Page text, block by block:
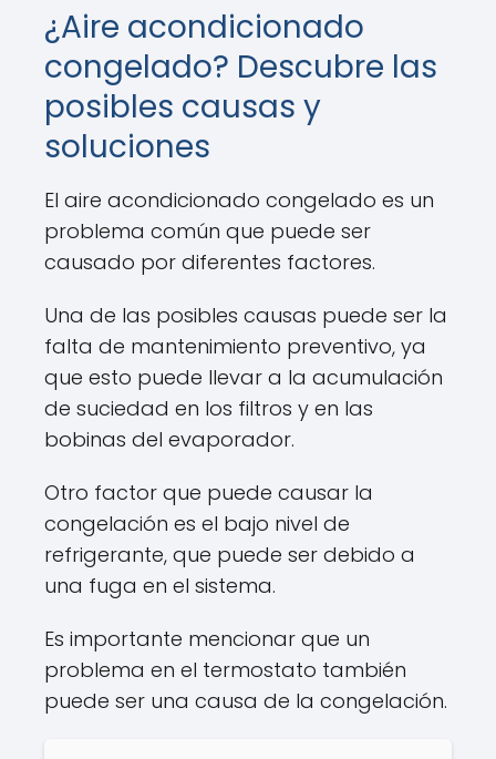
¿Aire acondicionado
congelado? Descubre las
posibles causas y
soluciones
El aire acondicionado congelado es un
problema común que puede ser
causado por diferentes factores.
Una de las posibles causas puede ser la
falta de mantenimiento preventivo, ya
que esto puede llevar a la acumulación
de suciedad en los filtros y en las
bobinas del evaporador.
Otro factor que puede causar la
congelación es el bajo nivel de
refrigerante, que puede ser debido a
una fuga en el sistema.
Es importante mencionar que un
problema en el termostato también
puede ser una causa de la congelación.